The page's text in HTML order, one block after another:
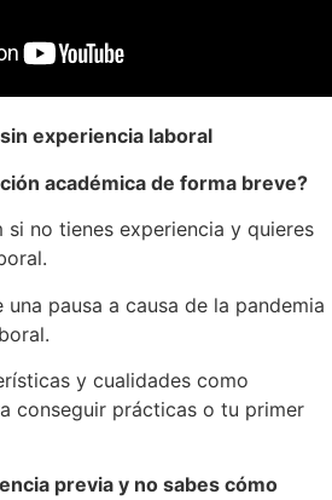
experiencia laboral
académica de forma breve?
no tienes experiencia y quieres
pausa a causa de la pandemia
y cualidades como
conseguir prácticas o tu primer
previa y no sabes cómo